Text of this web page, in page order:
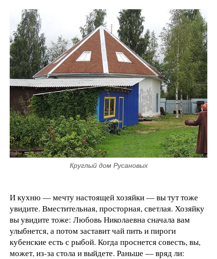
Круглый дом Русановых
И кухню — мечту настоящей хозяйки — вы тут тоже
увидите. Вместительная, просторная, светлая. Хозяйку
вы увидите тоже: Любовь Николаевна сначала вам
улыбнется, а потом заставит чай пить и пироги
кубенские есть с рыбой. Когда проснется совесть, вы,
может, из-за стола и выйдете. Раньше — вряд ли: